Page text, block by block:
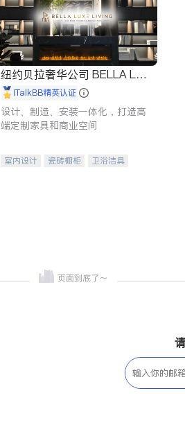
纽约贝拉奢华公司 BELLA LUX
E iTalkBB精英认证
设计、制造、安装一体化，打造高
端定制家具和商业空间
室内设计 瓷砖橱柜
卫浴洁具